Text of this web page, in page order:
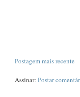
Postagem mais recente
Assinar: Postar